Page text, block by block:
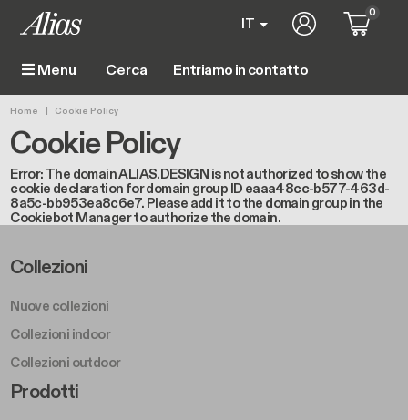
Menu Main navigation
Entriamo in contatto
IT User account
0
Briciole di pane
Home Cookie Policy
Cookie Policy
Error: The domain ALIAS.DESIGN is not authorized to show the
cookie declaration for domain group ID eaaa48cc-b577-463d-
8a5c-bb953ea8c6e7. Please add it to the domain group in the
Cookiebot Manager to authorize the domain.
Footer Left Middle A
Collezioni
Nuove collezioni
Collezioni indoor
Collezioni outdoor
Footer Right Middle A
Prodotti